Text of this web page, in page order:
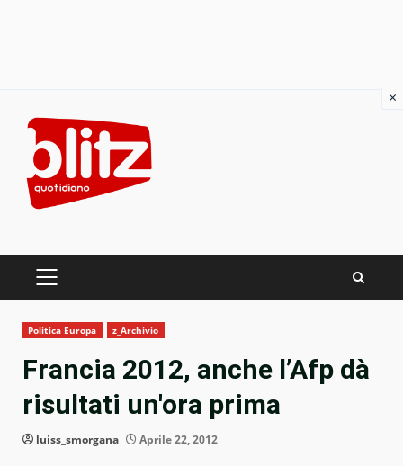
content
PRIMARY
Politica Europa z_Archivio
Francia 2012, anche l’Afp dà
risultati un'ora prima
luiss_smorgana Aprile 22, 2012
×